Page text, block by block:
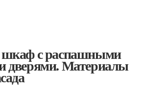
с распашными
дверями. Материалы